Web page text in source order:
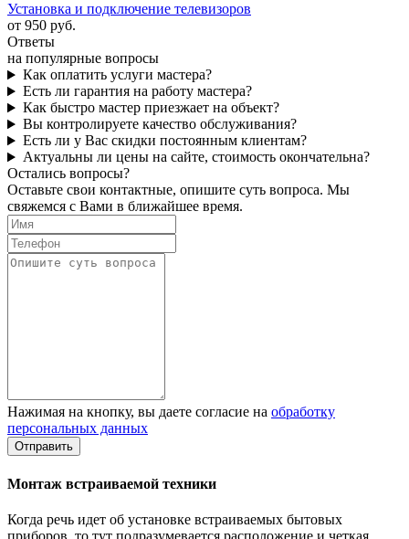
Установка и подключение телевизоров
от 950 руб.
Ответы
на популярные вопросы
Как оплатить услуги мастера?
Есть ли гарантия на работу мастера?
Как быстро мастер приезжает на объект?
Вы контролируете качество обслуживания?
Есть ли у Вас скидки постоянным клиентам?
Актуальны ли цены на сайте, стоимость окончательна?
Остались вопросы?
Оставьте свои контактные, опишите суть вопроса. Мы
свяжемся с Вами в ближайшее время.
Нажимая на кнопку, вы даете согласие на обработку
персональных данных
Монтаж встраиваемой техники
Когда речь идет об установке встраиваемых бытовых
приборов, то тут подразумевается расположение и четкая